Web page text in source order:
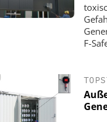
F-
CIBORIUS SECURITY
SOLUTIONS BERLIN